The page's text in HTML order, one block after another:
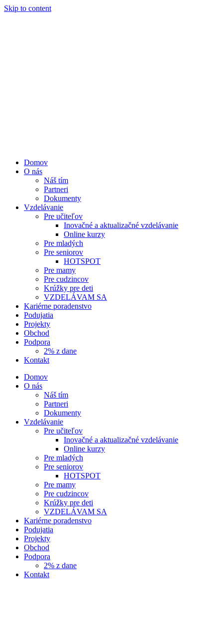
Skip to content
Domov
O nás
Náš tím
Partneri
Dokumenty
Vzdelávanie
Pre učiteľov
Inovačné a aktualizačné vzdelávanie
Online kurzy
Pre mladých
Pre seniorov
HOTSPOT
Pre mamy
Pre cudzincov
Krúžky pre deti
VZDELÁVAM SA
Kariérne poradenstvo
Podujatia
Projekty
Obchod
Podpora
2% z dane
Kontakt
Domov
O nás
Náš tím
Partneri
Dokumenty
Vzdelávanie
Pre učiteľov
Inovačné a aktualizačné vzdelávanie
Online kurzy
Pre mladých
Pre seniorov
HOTSPOT
Pre mamy
Pre cudzincov
Krúžky pre deti
VZDELÁVAM SA
Kariérne poradenstvo
Podujatia
Projekty
Obchod
Podpora
2% z dane
Kontakt